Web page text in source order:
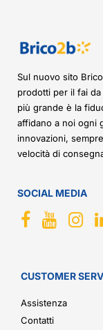
Sul nuovo sito
prodotti per il fai
più grande è la
affidano a noi ogni
innovazioni,
velocità di
SOCIAL MEDIA
CUSTOMER
Assistenza
Contatti